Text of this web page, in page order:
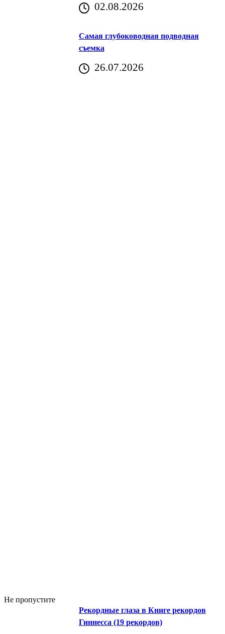
02.08.2026
Самая глубоководная подводная
съемка
26.07.2026
Не пропустите
Рекордные глаза в Книге рекордов
Гиннесса (19 рекордов)